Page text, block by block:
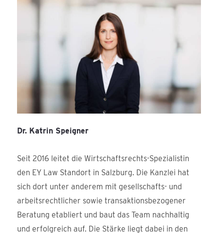
Dr. Katrin Speigner
Seit 2016 leitet die Wirtschaftsrechts-Spezialistin
den EY Law Standort in Salzburg. Die Kanzlei hat
sich dort unter anderem mit gesellschafts- und
arbeitsrechtlicher sowie transaktionsbezogener
Beratung etabliert und baut das Team nachhaltig
und erfolgreich auf. Die Stärke liegt dabei in den